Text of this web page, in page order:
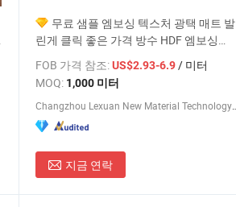
무료 샘플 엠보싱 텍스처 광택 매트 발
린게 클릭 좋은 가격 방수 HDF 엠보싱
LVT/WPC/호텔 라미네이티드 플라스틱
비닐 PVC 바닥재
FOB 가격 참조:US$2.93-6.9/ 미터
MOQ: 1,000 미터
Changzhou Lexuan New Material Technology Co., Ltd.
지금 연락